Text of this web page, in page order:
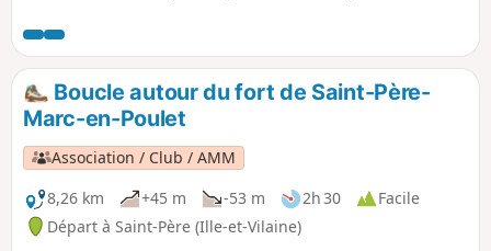
46 m, il est livré trop tard pour assurer un rôle défensif.
Lors de la guerre 1914-1918, il abrita des prisonniers
allemands et, lors de la dernière guerre, il fut converti en
dépôt de munitions par les allemands qui feront sauter une
partie des casemates lors de leur évacuation. Déclassé en
1988, il est propriété de la Commune de Saint-Père-Marc-
en-Poulet qui l'a restauré ; des spectacles y sont organisés.
Boucle autour du fort de Saint-Père-
Marc-en-Poulet
Association / Club / AMM
8,26 km
+45 m -53 m 2h 30
Facile
Départ à Saint-Père (Ille-et-Vilaine)